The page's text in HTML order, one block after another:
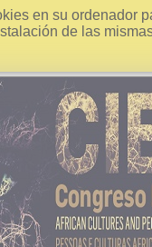
en su ordenador
de las